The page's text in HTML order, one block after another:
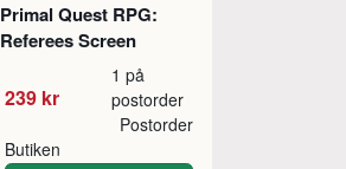
Primal Quest RPG:
Referees Screen
239 kr
1 på
postorder
Butiken
Postorder